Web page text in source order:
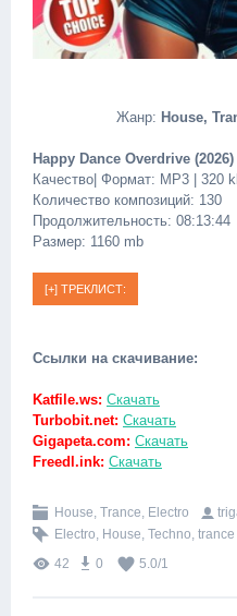
Жанр: House,
Happy Dance Overdrive (2026)
Качество| Формат: MP3 | 320
Количество композиций: 130
Продолжительность: 08:13:44
Размер: 1160 mb
Ссылки на скачивание:
Katfile.ws: Скачать
Turbobit.net: Скачать
Gigapeta.com: Скачать
Freedl.ink: Скачать
House, Trance, Electro
Electro, House, Techno, trance
42
0 5.0/1